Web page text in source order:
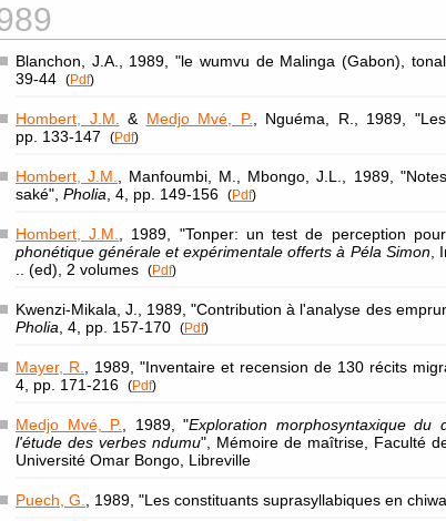
Blanchon, J.A., 1989, "le wumvu de Malinga (Gabon),
39-44
(Pdf)
Hombert, J.M. & Medjo Mvé, P. , Nguéma, R., 1989,
pp. 133-147
(Pdf)
Hombert, J.M.
, Manfoumbi, M., Mbongo, J.L., 1989,
saké", Pholia , 4, pp. 149-156 (Pdf)
Hombert, J.M. , 1989, "Tonper: un test de perception
phonétique générale et expérimentale offerts à Péla Simon,
.. (ed), 2 volumes
(Pdf)
Kwenzi-Mikala, J., 1989, "Contribution à l'analyse des
Pholia , 4, pp. 157-170 (Pdf)
Mayer, R. , 1989, "Inventaire et recension de 130 récits
4, pp. 171-216
(Pdf)
Medjo Mvé, P. , 1989, "Exploration morphosyntaxique du
l'étude des verbes ndumu", Mémoire de maîtrise, Faculté
Université Omar Bongo, Libreville
Puech, G. , 1989, "Les constituants suprasyllabiques en